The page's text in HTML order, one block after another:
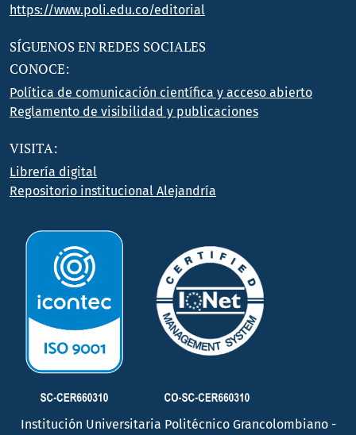
https://www.poli.edu.co/editorial
SÍGUENOS EN REDES SOCIALES
CONOCE:
Política de comunicación científica y acceso abierto
Reglamento de visibilidad y publicaciones
VISITA:
Librería digital
Repositorio institucional Alejandría
Institución Universitaria Politécnico Grancolombiano -